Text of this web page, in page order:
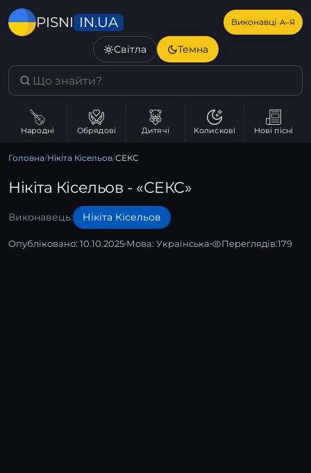
PISNI IN.UA Виконавці·А–Я
Світла Темна
Народні Обрядові Дитячі Колискові Нові пісні
Головна/Нікіта Кісельов/СЕКС
Нікіта Кісельов - «СЕКС»
Виконавець: Нікіта Кісельов
Опубліковано: 10.10.2025 Мова: Українська Переглядів:179